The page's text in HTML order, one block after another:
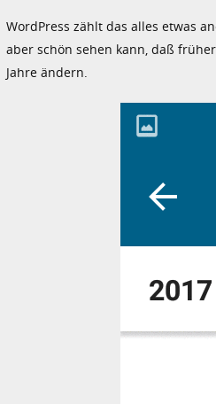
WordPress zählt das alles etwas
aber schön sehen kann, daß
Jahre ändern.